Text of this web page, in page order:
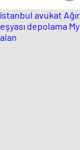
istanbul avukat
eşyası depolama
alan